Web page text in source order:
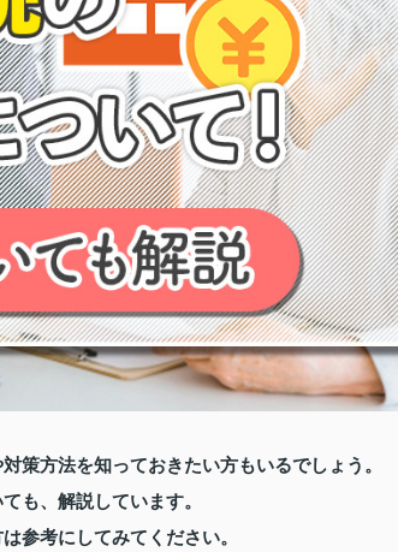
策方法を知っておきたい方もいるでしょう。
も、解説しています。
参考にしてみてください。